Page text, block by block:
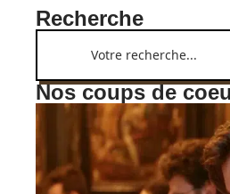
Recherche
Nos coups de